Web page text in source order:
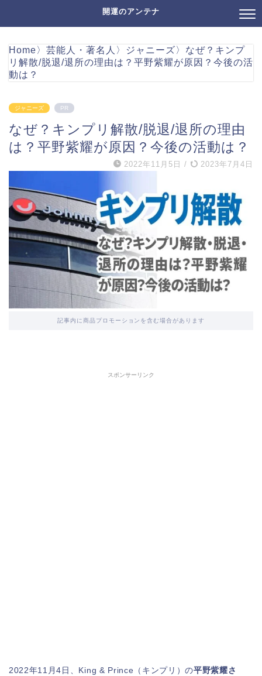
開運のアンテナ
Home〉 芸能人・著名人 〉 ジャニーズ〉 なぜ？キンプ
リ解散/脱退/退所の理由は？平野紫耀が原因？今後の活
動は？
ジャニーズ PR
なぜ？キンプリ解散/脱退/退所の理由
は？平野紫耀が原因？今後の活動は？
2022年11月5日 / 2023年7月4日
記事内に商品プロモーションを含む場合があります
スポンサーリンク
2022年11月4日、King & Prince（キンプリ）の平野紫耀さ